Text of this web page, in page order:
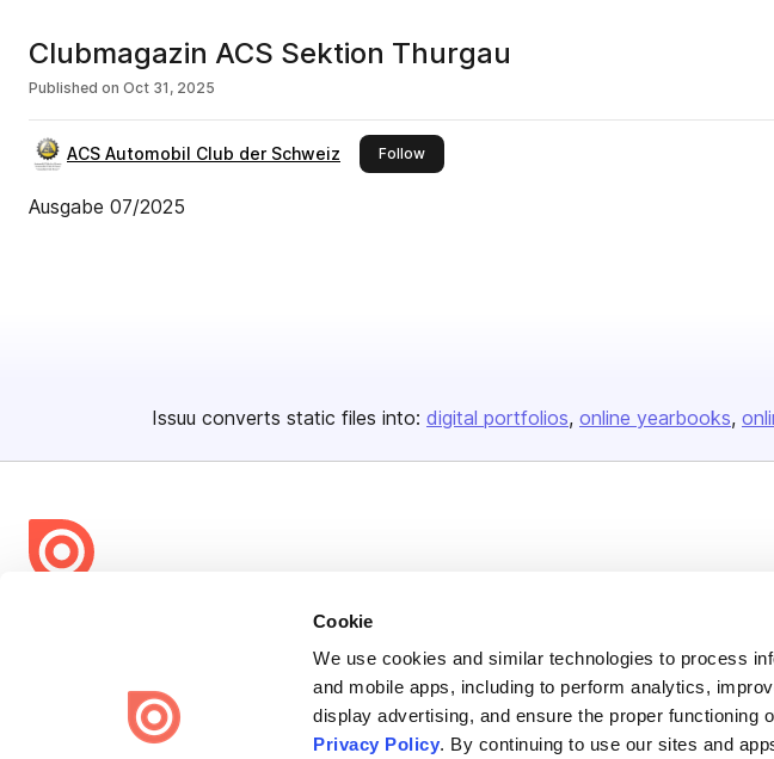
Cookie
We use cookies and similar technologies to process
and mobile apps, including to perform analytics,
display advertising, and ensure the proper functioning
Privacy Policy. By continuing to use our sites and
Clubmagazin ACS Sektion Thurgau
Published on Oct 31, 2025
ACS Automobil Club der Schweiz Followthis publisher
Ausgabe 07/2025
Issuu converts static files into: digital portfolios online yearbooks
share everywhere.
Issuu turns PDFs and other files into interactive flipbooks and
engaging content for every channel.